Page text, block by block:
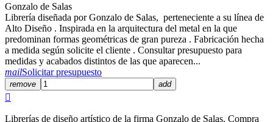
Gonzalo de Salas
Librería diseñada por Gonzalo de Salas, perteneciente a su línea de
Alto Diseño . Inspirada en la arquitectura del metal en la que
predominan formas geométricas de gran pureza . Fabricación hecha
a medida según solicite el cliente . Consultar presupuesto para
medidas y acabados distintos de las que aparecen...
mailSolicitar presupuesto
remove add

Librerías de diseño artístico de la firma Gonzalo de Salas. Compra